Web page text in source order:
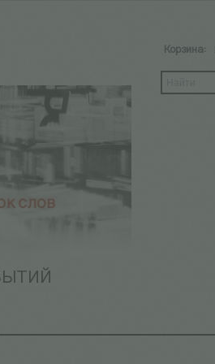
Корзина: